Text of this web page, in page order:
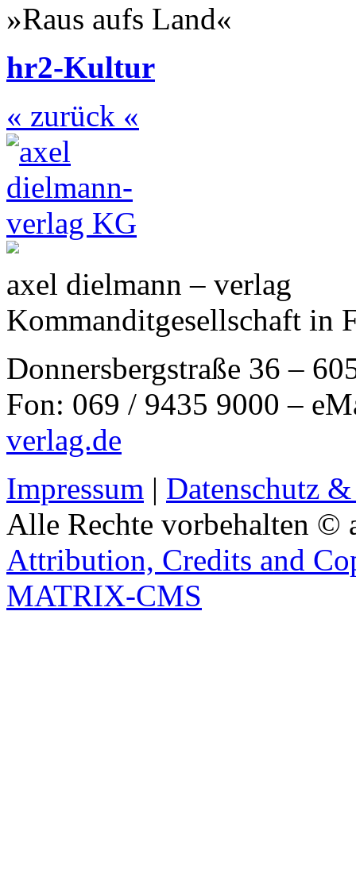
»Raus aufs Land«
hr2-Kultur
« zurück «
axel dielmann – verlag
Kommanditgesellschaft in
Donnersbergstraße 36 –
Fon: 069 / 9435 9000 –
verlag.de
Impressum | Datenschutz
Alle Rechte vorbehalten ©
Attribution, Credits and
MATRIX-CMS